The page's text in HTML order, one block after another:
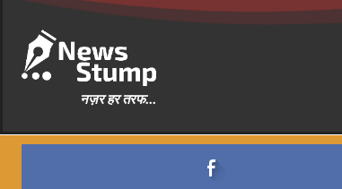
नज़र हर तरफ...